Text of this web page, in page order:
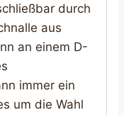
durch
aus
an einem D-
immer ein
um die Wahl